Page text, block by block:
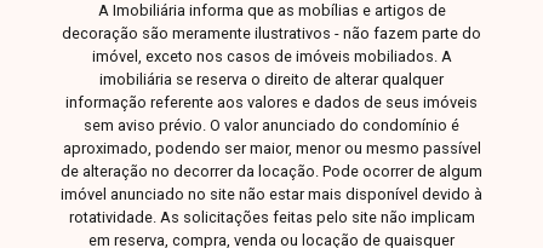
A Imobiliária informa que as mobílias e artigos de
decoração são meramente ilustrativos - não fazem parte do
imóvel, exceto nos casos de imóveis mobiliados. A
imobiliária se reserva o direito de alterar qualquer
informação referente aos valores e dados de seus imóveis
sem aviso prévio. O valor anunciado do condomínio é
aproximado, podendo ser maior, menor ou mesmo passível
de alteração no decorrer da locação. Pode ocorrer de algum
imóvel anunciado no site não estar mais disponível devido à
rotatividade. As solicitações feitas pelo site não implicam
em reserva, compra, venda ou locação de quaisquer